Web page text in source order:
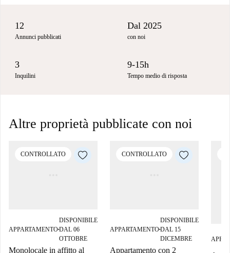
12
Annunci pubblicati
Dal 2025
con noi
3
Inquilini
9-15h
Tempo medio di risposta
Altre proprietà pubblicate con noi
CONTROLLATO
APPARTAMENTO■
DISPONIBILE
DAL 06
OTTOBRE
Monolocale in affitto al
CONTROLLATO
APPARTAMENTO■
DISPONIBILE
DAL 15
DICEMBRE
Appartamento con 2